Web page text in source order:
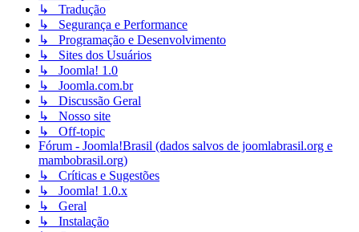
↳ Tradução
↳ Segurança e Performance
↳ Programação e Desenvolvimento
↳ Sites dos Usuários
↳ Joomla! 1.0
↳ Joomla.com.br
↳ Discussão Geral
↳ Nosso site
↳ Off-topic
Fórum - Joomla!Brasil (dados salvos de joomlabrasil.org e
mambobrasil.org)
↳ Críticas e Sugestões
↳ Joomla! 1.0.x
↳ Geral
↳ Instalação